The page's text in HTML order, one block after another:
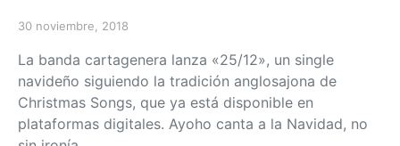
Posted on
30 noviembre, 2018
La banda cartagenera lanza «25/12», un single
navideño siguiendo la tradición anglosajona de
Christmas Songs, que ya está disponible en
plataformas digitales. Ayoho canta a la Navidad, no